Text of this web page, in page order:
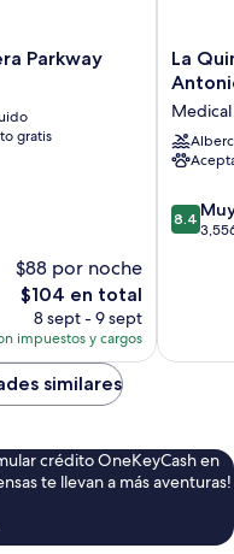
Parkway
gratis
$88 por noche
El
precio
actual
es
de
$104
$104 en total
8 sept - 9 sept
impuestos y cargos
La
Quinta
&
Suites
by
San
Antonio
District
La
8.4
de
8.4
similares
crédito OneKeyCash en
te llevan a más aventuras!